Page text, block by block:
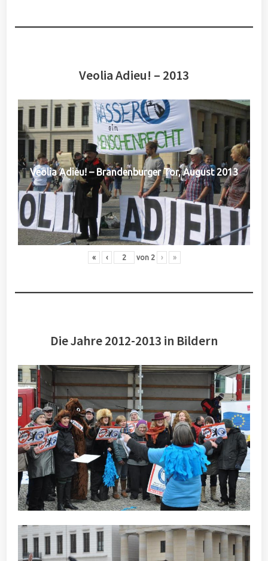
Veolia Adieu! – 2013
Veolia Adieu! – Brandenburger Tor, August 2013
« ‹ von 2 › »
Die Jahre 2012-2013 in Bildern